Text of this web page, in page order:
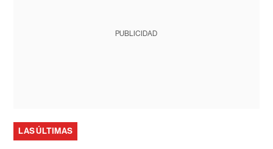
PUBLICIDAD
LAS ÚLTIMAS